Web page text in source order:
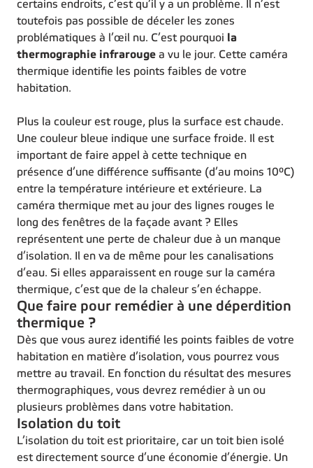
certains endroits, c’est qu’il y a un problème. Il n’est
toutefois pas possible de déceler les zones
problématiques à l’œil nu. C’est pourquoi la
thermographie infrarouge a vu le jour. Cette caméra
thermique identifie les points faibles de votre
habitation.
Plus la couleur est rouge, plus la surface est chaude.
Une couleur bleue indique une surface froide. Il est
important de faire appel à cette technique en
présence d’une différence suffisante (d’au moins 10°C)
entre la température intérieure et extérieure. La
caméra thermique met au jour des lignes rouges le
long des fenêtres de la façade avant ? Elles
représentent une perte de chaleur due à un manque
d’isolation. Il en va de même pour les canalisations
d’eau. Si elles apparaissent en rouge sur la caméra
thermique, c’est que de la chaleur s’en échappe.
Que faire pour remédier à une déperdition
thermique ?
Dès que vous aurez identifié les points faibles de votre
habitation en matière d’isolation, vous pourrez vous
mettre au travail. En fonction du résultat des mesures
thermographiques, vous devrez remédier à un ou
plusieurs problèmes dans votre habitation.
Isolation du toit
L’isolation du toit est prioritaire, car un toit bien isolé
est directement source d’une économie d’énergie. Un